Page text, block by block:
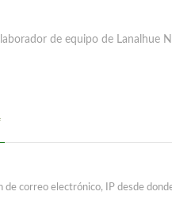
de equipo de Lanalhue
de correo electrónico, IP desde